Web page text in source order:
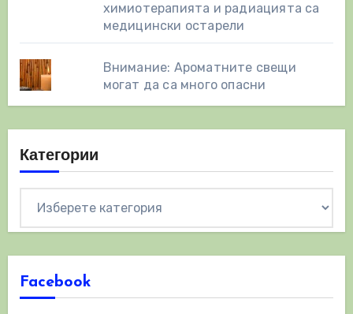
химиотерапията и радиацията са
медицински остарели
Внимание: Ароматните свещи
могат да са много опасни
Категории
Facebook